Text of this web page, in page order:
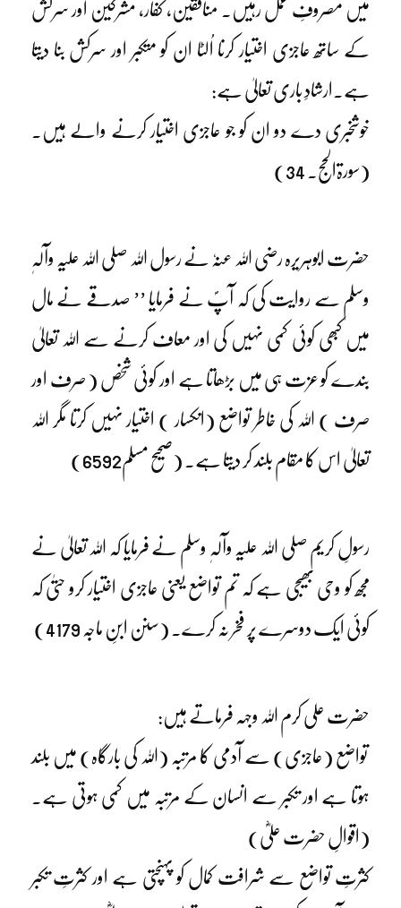
میں مصروفِ عمل رہیں۔ منافقین، کفار، مشرکین اور سرکش
کے ساتھ عاجزی اختیار کرنا اُلٹا ان کو متکبر اور سرکش بنا دیتا
ہے۔ارشادِ باری تعالیٰ ہے:
خوشخبری دے دو ان کو جو عاجزی اختیار کرنے والے ہیں۔
(سورۃالحج۔ 34)
حضرت ابوہریرہ رضی اللہ عنہٗ نے رسول اللہ صلی اللہ علیہ وآلہٖ
وسلم سے روایت کی کہ آپؐ نے فرمایا ’’ صدقے نے مال
میں کبھی کوئی کمی نہیں کی اور معاف کرنے سے اللہ تعالیٰ
بندے کو عزت ہی میں بڑھاتا ہے اور کوئی شخص ( صرف اور
صرف ) اللہ کی خاطر تواضع (انکسار ) اختیار نہیں کرتا مگر اللہ
تعالیٰ اس کا مقام بلند کر دیتا ہے۔ (صحیح مسلم6592)
رسولِ کریم صلی اللہ علیہ وآلہٖ وسلم نے فرمایا کہ اللہ تعالیٰ نے
مجھ کو وحی بھیجی ہے کہ تم تواضع یعنی عاجزی اختیار کرو حتیٰ کہ
کوئی ایک دوسرے پر فخر نہ کرے۔ (سنن ابنِ ماجہ 4179)
حضرت علی کرم اللہ وجہہ فرماتے ہیں:
تواضع (عاجزی) سے آدمی کا مرتبہ (اللہ کی بارگاہ) میں بلند
ہوتا ہے اور تکبر سے انسان کے مرتبہ میں کمی ہوتی ہے۔
(اقوالِ حضرت علیؓ)
کثرتِ تواضع سے شرافت کمال کو پہنچتی ہے اور کثرتِ تکبر